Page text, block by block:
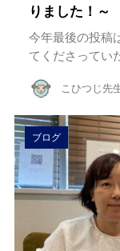
りました！～
今年最後の投稿
てくださってい
1ヶ月(オンライ
こひつじ先
ブログ